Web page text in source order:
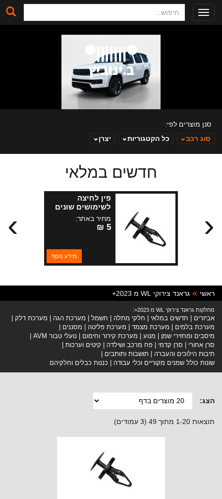
Toggle
navigation
ב. ינוביץ
סנן מוצרים לפי:
סוג רכב
כל הקטגוריות יצרן
חדשים במלאי
פין לחיצה
לשימושים שונים
KL + JT+WL+MP
מחיר באתר:
5 ₪
מידע נוסף
› ‹
ראשי גראנד צירוקי WL מ 2023+
מחלקות גראנד צירוקי WL מ 2023+:
אביזרים חדשים במלאי חלקי מתלה חשמל מערכת הגה
מערכת דלק
מערכת בלמים
מערכת מצמד מערכת פליטה
מסננים
מיסבים ומחזירי שמן
מנוע מערכת קירור וחימום
נועלי טבור AVM
סרן אחורי
סרן קדמי פח מרכב ושילדה
קיטים וערכות
תיבות הילוכים והעברה
תושבות ותותבים
שונות כולל שמנים מקוריים וכלי עבודה
כננות כבלים וחלקיהם
הצג:
תוצאות 1-20 מתוך 49 (3 עמודים)